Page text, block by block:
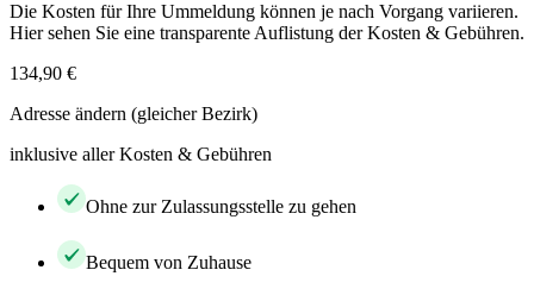
Die Kosten für Ihre Ummeldung können je nach Vorgang variieren.
Hier sehen Sie eine transparente Auflistung der Kosten & Gebühren.
134,90 €
Adresse ändern (gleicher Bezirk)
inklusive aller Kosten & Gebühren
Ohne zur Zulassungsstelle zu gehen
Bequem von Zuhause